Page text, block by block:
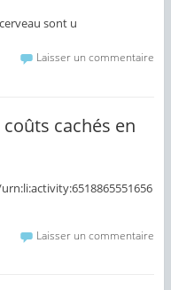
Laisser un commentaire
cachés en
Laisser un commentaire